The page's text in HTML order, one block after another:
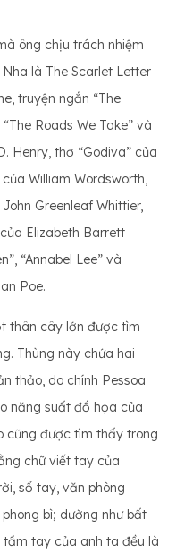
ông chịu trách nhiệm
là The Scarlet Letter
truyện ngắn “The
Roads We Take” và
Henry, thơ “Godiva” của
William Wordsworth,
Greenleaf Whittier,
Elizabeth Barrett
“Annabel Lee” và
Poe.
thân cây lớn được tìm
Thùng này chứa hai
thảo, do chính Pessoa
năng suất đồ họa của
cũng được tìm thấy trong
chữ viết tay của
sổ tay, văn phòng
bì; dường như bất
tay của anh ta đều là